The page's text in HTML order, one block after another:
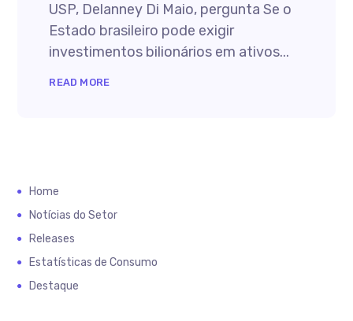
USP, Delanney Di Maio, pergunta Se o
Estado brasileiro pode exigir
investimentos bilionários em ativos...
READ MORE
Home
Notícias do Setor
Releases
Estatísticas de Consumo
Destaque